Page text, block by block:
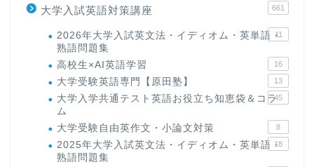
大学入試英語対策講座 661
2026年大学入試英文法・イディオム・英単語・
熟語問題集
11
高校生×AI英語学習 16
大学受験英語専門【原田塾】 13
大学入学共通テスト英語お役立ち知恵袋＆コラ
ム
45
大学受験自由英作文・小論文対策 8
2025年大学入試英文法・イディオム・英単語・
熟語問題集
18